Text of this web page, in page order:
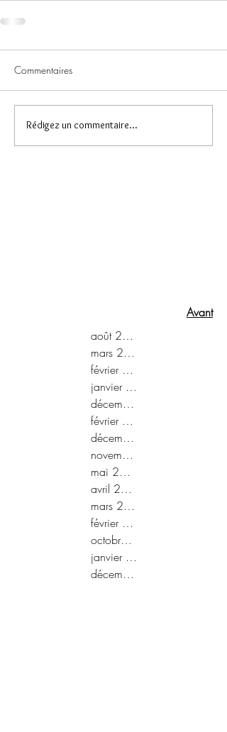
Avant
Commentaires
Rédigez un commentaire...
août 2022
mars 2022
février 2022
janvier 2022
décembre 2021
février 2021
décembre 2020
novembre 2020
mai 2020
avril 2020
mars 2020
février 2020
octobre 2019
janvier 2019
décembre 2018